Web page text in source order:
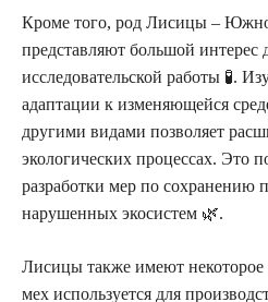
Кроме того, род Лисицы –
представляют большой интерес
исследовательской работы 🧪.
адаптации к изменяющейся
другими видами позволяет
экологических процессах. Это
разработки мер по сохранению
нарушенных экосистем 🌿.
Лисицы также имеют
мех используется для